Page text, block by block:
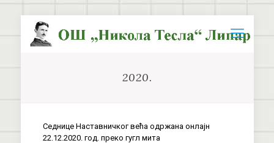
2020.
Седнице Наставничког већа одржана онлајн
22.12.2020. год. преко гугл мита